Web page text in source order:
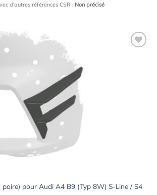
d'autres références CSR : Non précisé
pour Audi A4 B9 (Typ 8W) S-Line / S4